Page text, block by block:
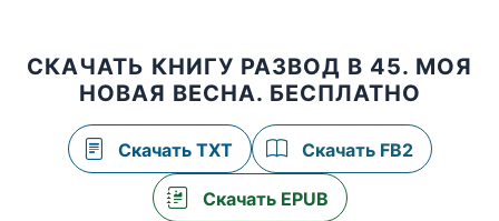
СКАЧАТЬ КНИГУ РАЗВОД В 45. МОЯ
НОВАЯ ВЕСНА. БЕСПЛАТНО
Скачать TXT Скачать FB2
Скачать EPUB